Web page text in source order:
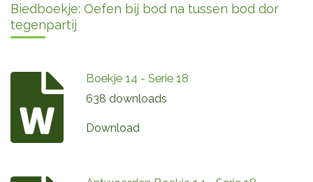
Biedboekje: Oefen bij bod na tussen bod dor
tegenpartij
Boekje 14 - Serie 18
638 downloads
Download